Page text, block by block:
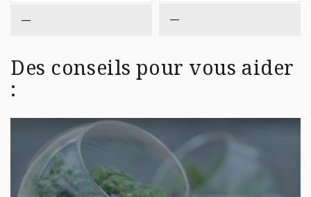
— —
Des conseils pour vous aider
: